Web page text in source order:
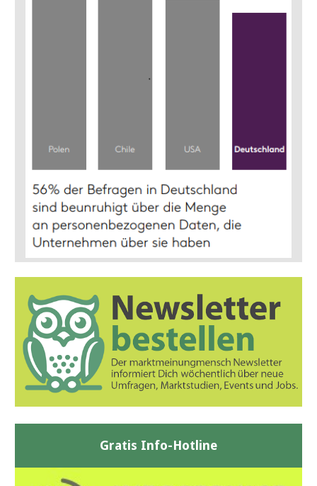
Gratis Info-Hotline